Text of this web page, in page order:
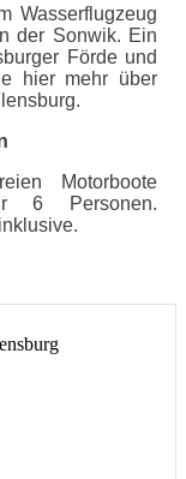
Wasserflugzeug
der Sonwik. Ein
Förde und
hier mehr über
Motorboote
6 Personen.